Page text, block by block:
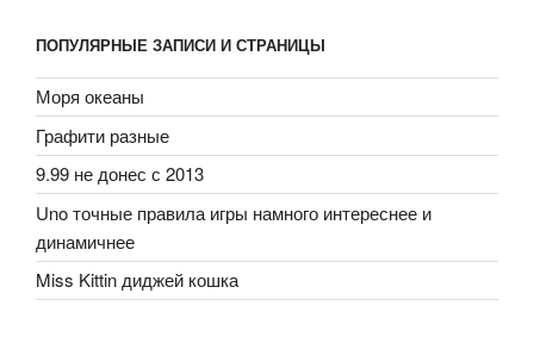
ПОПУЛЯРНЫЕ ЗАПИСИ И СТРАНИЦЫ
Моря океаны
Графити разные
9.99 не донес с 2013
Uno точные правила игры намного интереснее и
динамичнее
Miss Kittin диджей кошка